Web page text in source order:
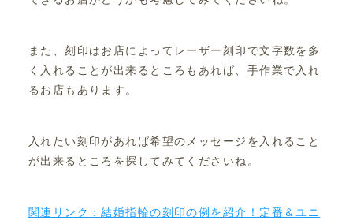
また、刻印はお店によってレーザー刻印で文字数を多
く入れることが出来るところもあれば、手作業で入れ
るお店もあります。
入れたい刻印があれば希望のメッセージを入れること
が出来るところを探してみてくださいね。
関連リンク：結婚指輪の刻印の例を紹介！定番＆ユニ